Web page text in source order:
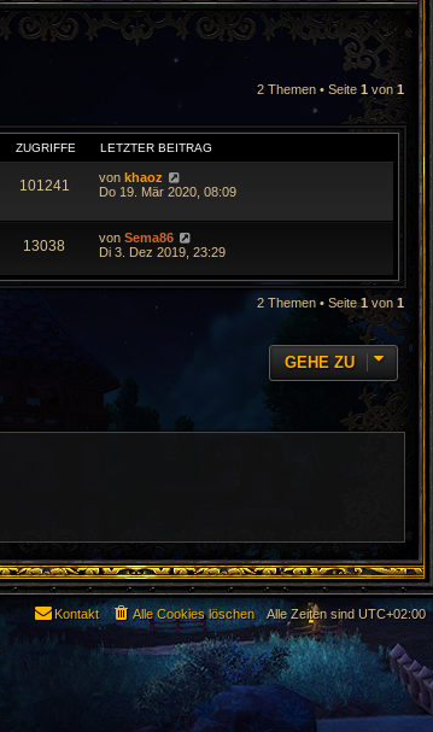
2 Themen • Seite 1 von 1
ZUGRIFFE LETZTER BEITRAG
101241 von khaoz
Do 19. Mär 2020, 08:09
13038 von Sema86
Di 3. Dez 2019, 23:29
2 Themen • Seite1 von 1
GEHE ZU
Alle Zeiten sind UTC+02:00
Alle Cookies löschen
Kontakt